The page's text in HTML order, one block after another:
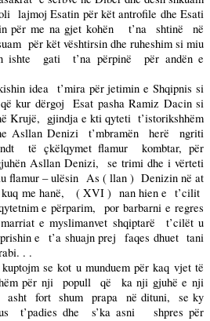
lajmoj Esatin për kët antrofile dhe Esati
për me na gjet kohën
t’na shtinë
në
për kët vështirsin dhe ruheshim si miu
ishte gati t’na përpinë
për andën e
idea t’mira për jetimin e Shqipnis si
që kur dërgoj
Esat pasha Ramiz Dacin si
Krujë, gjindja e kti qyteti t’istorikshhëm
Asllan Denizi
t’mbramën herë
ngriti
të çkëlqymet flamur
kombtar, për
Asllan Denizi,
se trimi dhe i vërteti
flamur – ulësin As ( llan ) Denizin në at
me hanë,
( XVI ) nan hien e t’cilit
e përparim,
por barbarni e regres
e myslimanvet shqiptarë
t’cilët u
prishin e t’a shuajn prej faqes dhuet tani
. .
se kot u munduem për kaq vjet të
për nji popull që
ka nji gjuhë e nji
asht fort shum prapa në dituni,
se ky
t’padies dhe s’ka asni
shpres për